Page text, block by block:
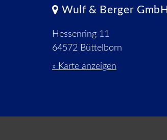
Wulf & Berger GmbH
Hessenring 11
64572 Büttelborn
» Karte anzeigen